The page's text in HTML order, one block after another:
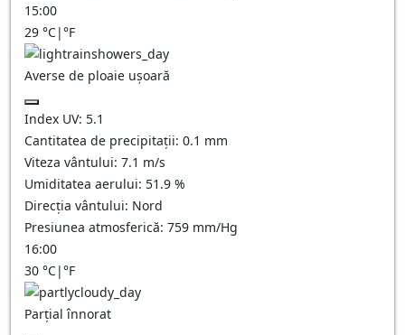
15:00
29 °C|°F
Averse de ploaie ușoară
Index UV: 5.1
Cantitatea de precipitații: 0.1 mm
Viteza vântului: 7.1 m/s
Umiditatea aerului: 51.9 %
Direcția vântului: Nord
Presiunea atmosferică: 759 mm/Hg
16:00
30 °C|°F
Parțial înnorat